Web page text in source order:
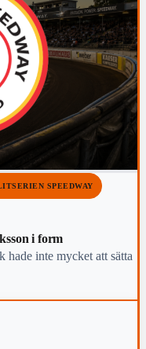
SPEEDWAY
i form
inte mycket att sätta